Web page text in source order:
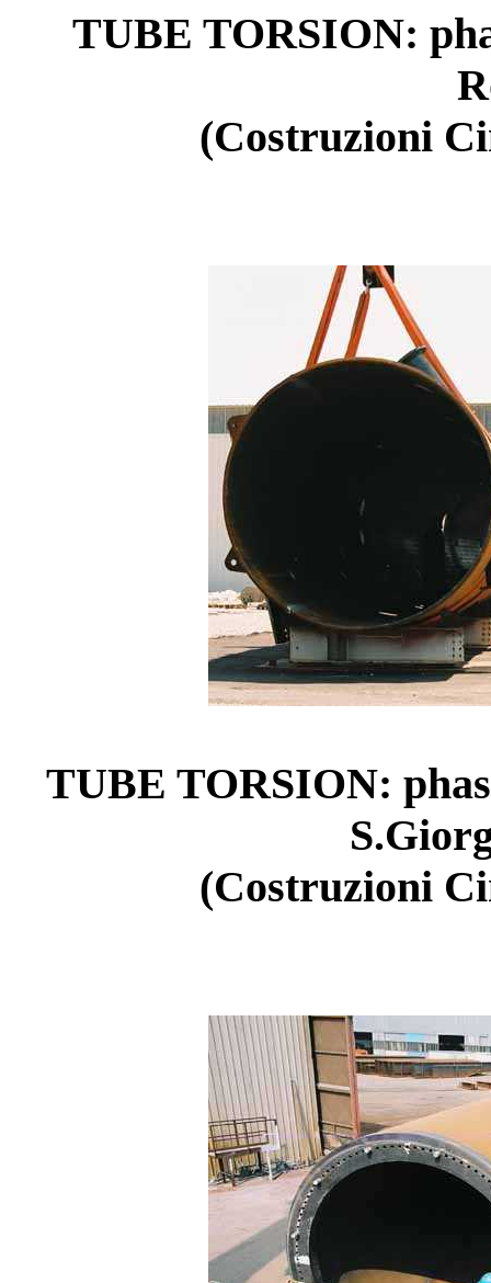
TUBE TORSION:
(Costruzioni
TUBE TORSION:
(Costruzioni